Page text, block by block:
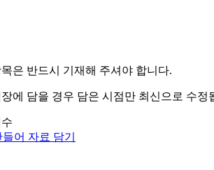
은 반드시 기재해 주셔야 합니다.
에 담을 경우 담은 시점만 최신으로 수정
어 자료 담기